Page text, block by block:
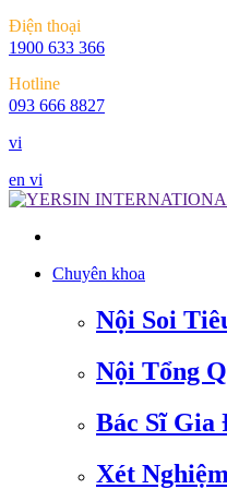
Điện thoại
1900 633 366
Hotline
093 666 8827
vi
en vi
Chuyên khoa
Nội Soi
Nội Tổng
Bác Sĩ Gia
Xét Nghiệm